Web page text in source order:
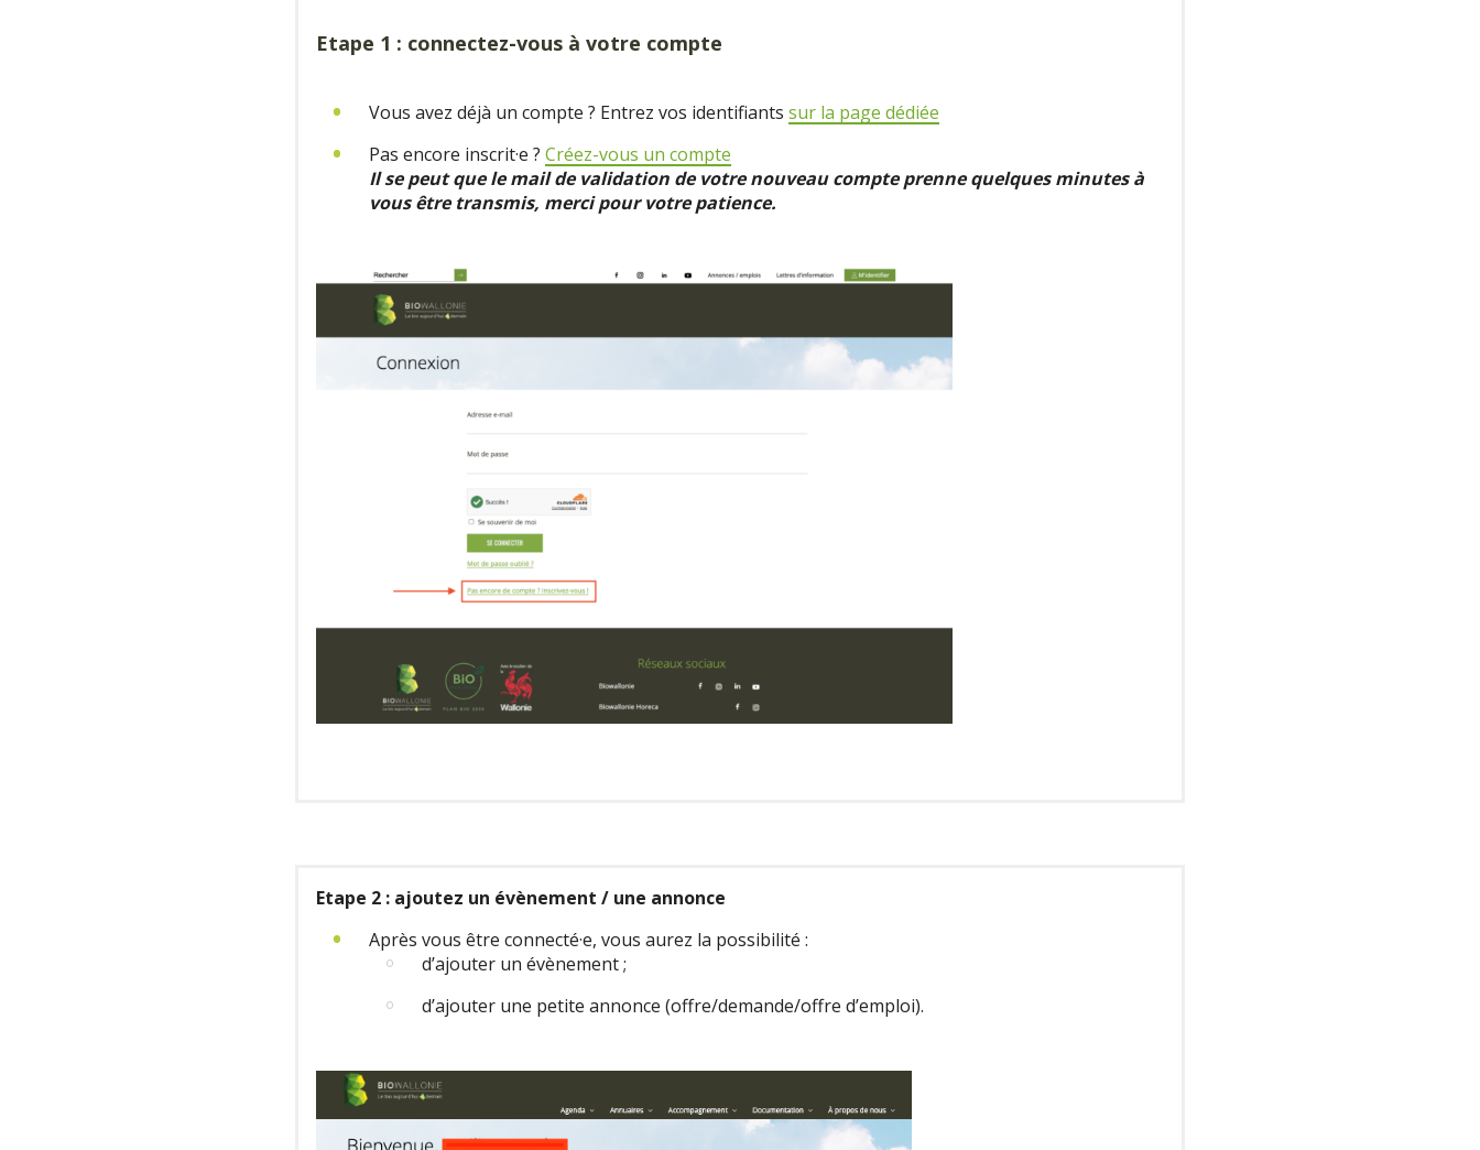
Etape 1 : connectez-vous à votre compte
Vous avez déjà un compte ? Entrez vos identifiants sur la page dédiée
Pas encore inscrit·e ? Créez-vous un compte
Il se peut que le mail de validation de votre nouveau compte prenne quelques minutes à
vous être transmis, merci pour votre patience.
Etape 2 : ajoutez un évènement / une annonce
Après vous être connecté·e, vous aurez la possibilité :
d’ajouter un évènement ;
d’ajouter une petite annonce (offre/demande/offre d’emploi).